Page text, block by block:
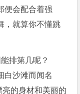
便会配合着强
，就算你不懂跳
白沙滩而闻名
的身材和美丽的